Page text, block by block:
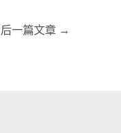
后一篇文章 →